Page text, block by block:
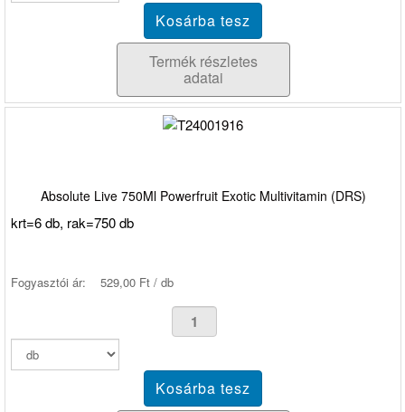
Termék részletes
adatai
Absolute Live 750Ml Powerfruit Exotic Multivitamin (DRS)
krt=6 db, rak=750 db
Fogyasztói ár: 529,00 Ft / db